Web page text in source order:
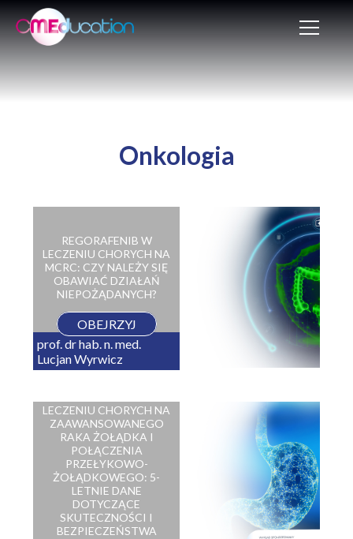
Onkologia
REGORAFENIB W
LECZENIU CHORYCH NA
MCRC: CZY NALEŻY SIĘ
OBAWIAĆ DZIAŁAŃ
NIEPOŻĄDANYCH?
OBEJRZYJ
prof. dr hab. n. med.
Lucjan Wyrwicz
LECZENIU CHORYCH NA
ZAAWANSOWANEGO
RAKA ŻOŁĄDKA I
POŁĄCZENIA
PRZEŁYKOWO-
ŻOŁĄDKOWEGO: 5-
LETNIE DANE
DOTYCZĄCE
SKUTECZNOŚCI I
BEZPIECZEŃSTWA